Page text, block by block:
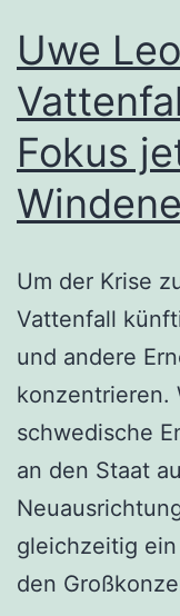
Uwe
Fokus
Um der Krise
Vattenfall
und andere
konzentrieren.
schwedische
an den Staat
gleichzeitig
den